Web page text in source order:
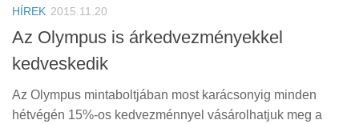
HÍREK 2015.11.20
Az Olympus is árkedvezményekkel
kedveskedik
Az Olympus mintaboltjában most karácsonyig minden
hétvégén 15%-os kedvezménnyel vásárolhatjuk meg a